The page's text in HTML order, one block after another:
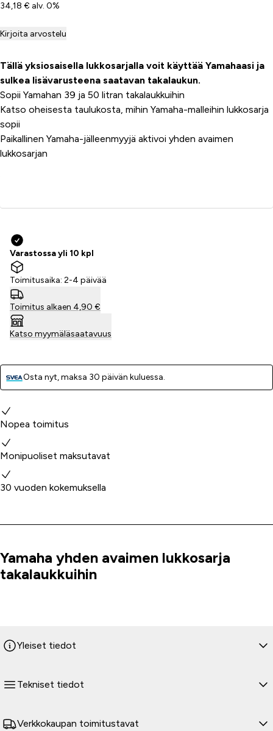
34,18 € alv. 0%
Kirjoita arvostelu
Tällä yksiosaisella lukkosarjalla voit käyttää Yamahaasi ja
sulkea lisävarusteena saatavan takalaukun.
Sopii Yamahan 39 ja 50 litran takalaukkuihin
Katso oheisesta taulukosta, mihin Yamaha-malleihin lukkosarja
sopii
Paikallinen Yamaha-jälleenmyyjä aktivoi yhden avaimen
lukkosarjan
Varastossa yli 10 kpl
Toimitusaika: 2-4 päivää
Toimitus alkaen 4,90 €
Katso myymäläsaatavuus
Osta nyt, ­maksa 30 päivän kuluessa.
Miksi valita meidät?
Nopea toimitus
Monipuoliset maksutavat
30 vuoden kokemuksella
Tuoteinfo
Yamaha yhden avaimen lukkosarja
takalaukkuihin
Yleiset tiedot
Tekniset tiedot
Verkkokaupan toimitustavat